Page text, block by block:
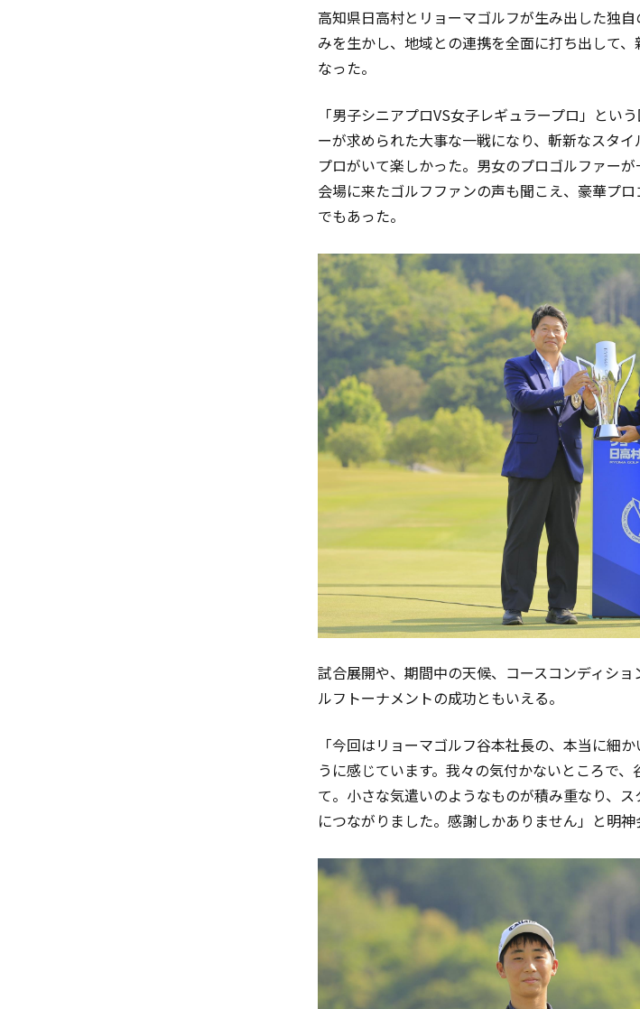
高知県日高村とリョーマゴルフが生み出した独
みを生かし、地域との連携を全面に打ち出して
なった。
「男子シニアプロVS女子レギュラープロ」とい
ーが求められた大事な一戦になり、斬新なスタ
プロがいて楽しかった。男女のプロゴルファー
会場に来たゴルフファンの声も聞こえ、豪華プ
でもあった。
試合展開や、期間中の天候、コースコンディシ
ルフトーナメントの成功ともいえる。
「今回はリョーマゴルフ谷本社長の、本当に細
うに感じています。我々の気付かないところで
て。小さな気遣いのようなものが積み重なり、
につながりました。感謝しかありません」と明神